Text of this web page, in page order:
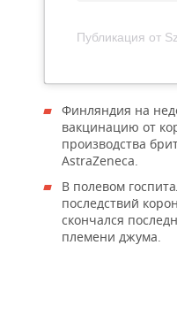
Финляндия на
вакцинацию от
производства
AstraZeneca.
В полевом
последствий
скончался
племени джума.